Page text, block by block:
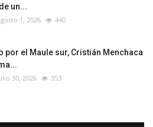
un...
1, 2026 440
por el Maule sur, Cristián Menchaca
30, 2026 353